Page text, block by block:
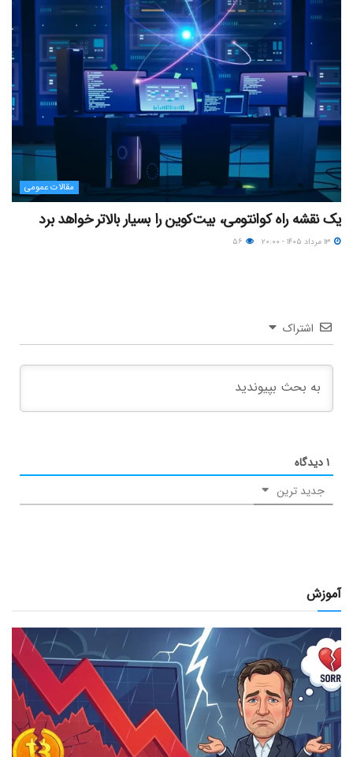
مقالات عمومی
یک نقشه راه کوانتومی، بیت‌کوین را بسیار بالاتر خواهد برد
اشتراک
۱دیدگاه
جدید ترین
آموزش